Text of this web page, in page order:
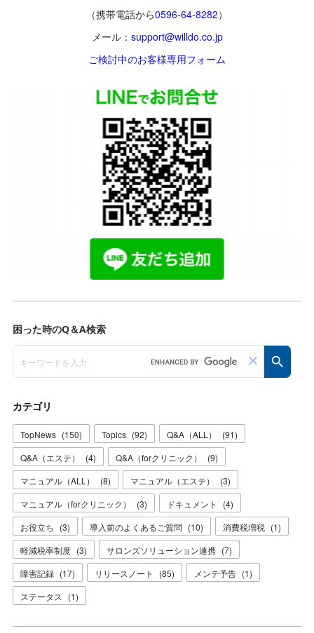
（携帯電話から0596-64-8282）
メール： support@willdo.co.jp
ご検討中のお客様専用フォーム
カテゴリ
TopNews (150) Topics (92) Q&A（ALL） (91)
Q&A（エステ）
(4) Q&A（forクリニック） (9)
マニュアル（ALL）
(8) マニュアル（エステ） (3)
マニュアル（forクリニック）
(3) ドキュメント (4)
お役立ち (3) 導入前のよくあるご質問 (10) 消費税増税 (1)
軽減税率制度 (3) サロンズソリューション連携 (7)
障害記録 (17) リリースノート (85) メンテ予告 (1)
ステータス (1)